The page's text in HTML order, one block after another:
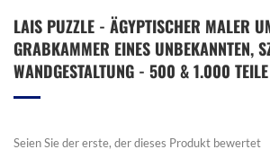
Anfang
der
Bildergalerie
LAIS PUZZLE - ÄGYPTISCHER MALER
GRABKAMMER EINES UNBEKANNTEN,
WANDGESTALTUNG - 500 & 1.000 TEILE
Seien Sie der erste, der dieses Produkt bewertet